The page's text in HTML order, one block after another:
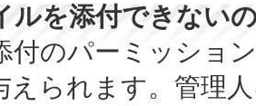
ルを添付できない
付のパーミッショ
えられます。管理